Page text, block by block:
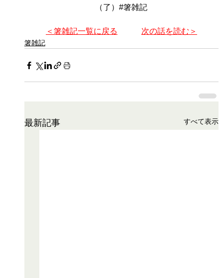
（了）#箸雑記
＜箸雑記一覧に戻る 次の話を読む＞
箸雑記
最新記事 すべて表示